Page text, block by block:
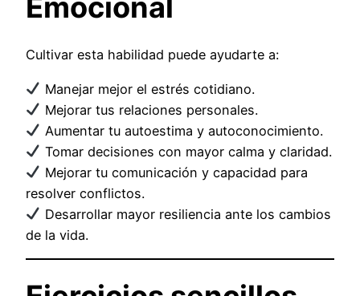
Emocional
Cultivar esta habilidad puede ayudarte a:
Manejar mejor el estrés cotidiano.
Mejorar tus relaciones personales.
Aumentar tu autoestima y autoconocimiento.
Tomar decisiones con mayor calma y claridad.
Mejorar tu comunicación y capacidad para
resolver conflictos.
Desarrollar mayor resiliencia ante los cambios
de la vida.